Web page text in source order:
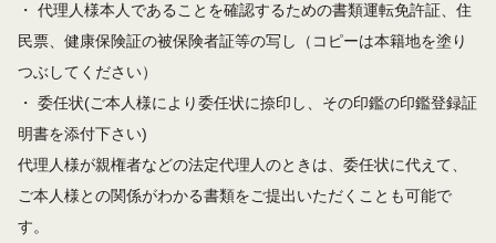
・ 代理人様本人であることを確認するための書類運転免許証、住
民票、健康保険証の被保険者証等の写し（コピーは本籍地を塗り
つぶしてください）
・ 委任状(ご本人様により委任状に捺印し、その印鑑の印鑑登録証
明書を添付下さい)
代理人様が親権者などの法定代理人のときは、委任状に代えて、
ご本人様との関係がわかる書類をご提出いただくことも可能で
す。